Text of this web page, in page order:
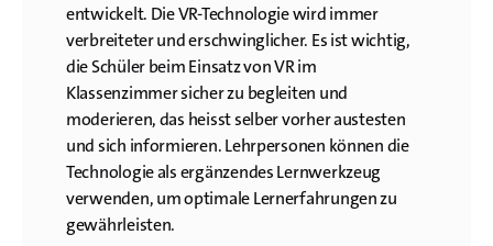
entwickelt. Die VR-Technologie wird immer
verbreiteter und erschwinglicher. Es ist wichtig,
die Schüler beim Einsatz von VR im
Klassenzimmer sicher zu begleiten und
moderieren, das heisst selber vorher austesten
und sich informieren. Lehrpersonen können die
Technologie als ergänzendes Lernwerkzeug
verwenden, um optimale Lernerfahrungen zu
gewährleisten.